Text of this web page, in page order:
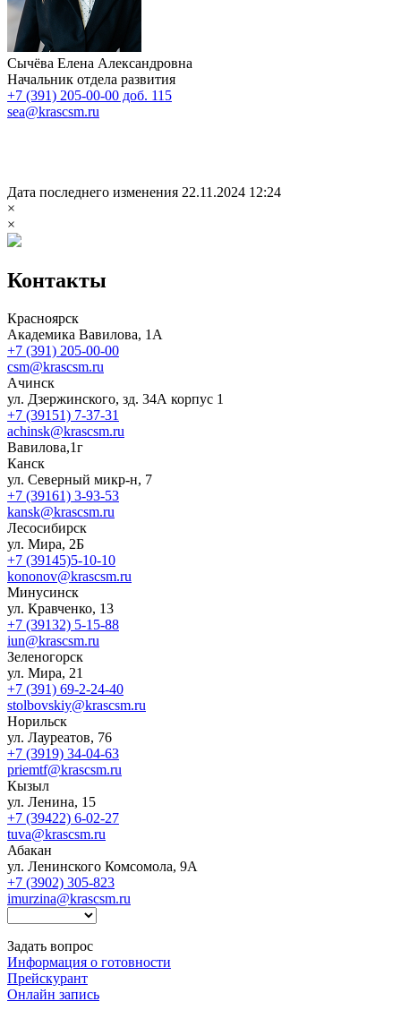
Сычёва Елена Александровна
Начальник отдела развития
+7 (391) 205-00-00 доб. 115
sea@krascsm.ru
Дата последнего изменения 22.11.2024 12:24
×
×
Контакты
Красноярск
Академика Вавилова, 1А
+7 (391) 205-00-00
csm@krascsm.ru
Ачинск
ул. Дзержинского, зд. 34А корпус 1
+7 (39151) 7-37-31
achinsk@krascsm.ru
Вавилова,1г
Канск
ул. Северный микр-н, 7
+7 (39161) 3-93-53
kansk@krascsm.ru
Лесосибирск
ул. Мира, 2Б
+7 (39145)5-10-10
kononov@krascsm.ru
Минусинск
ул. Кравченко, 13
+7 (39132) 5-15-88
iun@krascsm.ru
Зеленогорск
ул. Мира, 21
+7 (391) 69-2-24-40
stolbovskiy@krascsm.ru
Норильск
ул. Лауреатов, 76
+7 (3919) 34-04-63
priemtf@krascsm.ru
Кызыл
ул. Ленина, 15
+7 (39422) 6-02-27
tuva@krascsm.ru
Абакан
ул. Ленинского Комсомола, 9А
+7 (3902) 305-823
imurzina@krascsm.ru
Задать вопрос
Информация о готовности
Прейскурант
Онлайн запись